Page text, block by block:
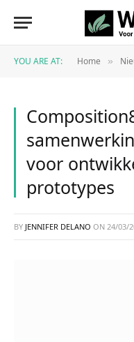
YOU ARE AT: Home »
voor
prototypes
BY JENNIFER DELANO ON 24/03/